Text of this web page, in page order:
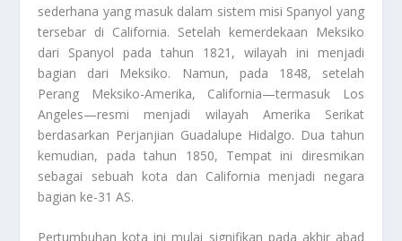
sederhana yang masuk dalam sistem misi Spanyol yang
tersebar di California. Setelah kemerdekaan Meksiko
dari Spanyol pada tahun 1821, wilayah ini menjadi
bagian dari Meksiko. Namun, pada 1848, setelah
Perang Meksiko-Amerika, California—termasuk Los
Angeles—resmi menjadi wilayah Amerika Serikat
berdasarkan Perjanjian Guadalupe Hidalgo. Dua tahun
kemudian, pada tahun 1850, Tempat ini diresmikan
sebagai sebuah kota dan California menjadi negara
bagian ke-31 AS.
Pertumbuhan kota ini mulai signifikan pada akhir abad